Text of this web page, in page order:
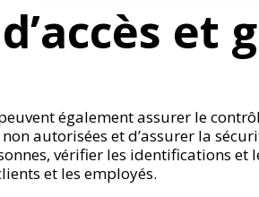
et
également assurer le
autorisées et d’assurer la
vérifier les identifications
et les employés.